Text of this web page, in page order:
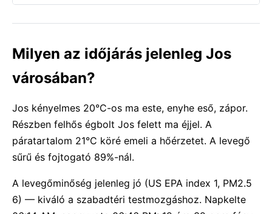
Milyen az időjárás jelenleg Jos
városában?
Jos kényelmes 20°C-os ma este, enyhe eső, zápor.
Részben felhős égbolt Jos felett ma éjjel. A
páratartalom 21°C köré emeli a hőérzetet. A levegő
sűrű és fojtogató 89%-nál.
A levegőminőség jelenleg jó (US EPA index 1, PM2.5
6) — kiváló a szabadtéri testmozgáshoz. Napkelte